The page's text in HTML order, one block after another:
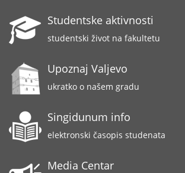
Studentske aktivnosti
studentski život na fakultetu
Upoznaj Valjevo
ukratko o našem gradu
Singidunum info
elektronski časopis studenata
Media Centar